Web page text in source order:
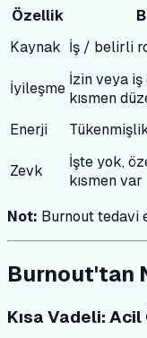
Özellik
Kaynak İş / belirli
İyileşme İzin veya
kısmen
Enerji
Zevk
İşte yok,
kısmen var
Not: Burnout tedavi
Burnout'tan
Kısa Vadeli: